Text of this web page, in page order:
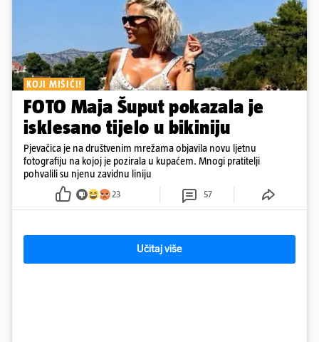
KOJI MIŠIĆI!
FOTO Maja Šuput pokazala je
isklesano tijelo u bikiniju
Pjevačica je na društvenim mrežama objavila novu ljetnu
fotografiju na kojoj je pozirala u kupaćem. Mnogi pratitelji
pohvalili su njenu zavidnu liniju
23 57
Učitaj više